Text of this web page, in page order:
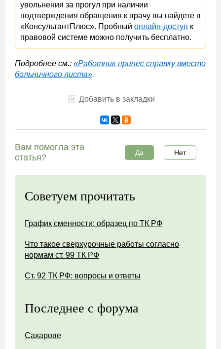
увольнения за прогул при наличии
подтверждения обращения к врачу вы найдете в
«КонсультантПлюс». Пробный онлайн-доступ к
правовой системе можно получить бесплатно.
Подробнее см.: «Работник принес справку вместо
больничного листа».
Добавить в закладки
Вам помогла эта
статья?
Да Нет
Советуем прочитать
График сменности: образец по ТК РФ
Что такое сверхурочные работы согласно
нормам ст. 99 ТК РФ
Ст. 92 ТК РФ: вопросы и ответы
Последнее с форума
Сахарове